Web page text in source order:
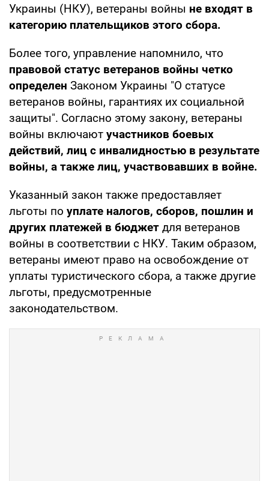
Украины (НКУ), ветераны войны не входят в
категорию плательщиков этого сбора.
Более того, управление напомнило, что
правовой статус ветеранов войны четко
определен Законом Украины "О статусе
ветеранов войны, гарантиях их социальной
защиты". Согласно этому закону, ветераны
войны включают участников боевых
действий, лиц с инвалидностью в результате
войны, а также лиц, участвовавших в войне.
Указанный закон также предоставляет
льготы по уплате налогов, сборов, пошлин и
других платежей в бюджет для ветеранов
войны в соответствии с НКУ. Таким образом,
ветераны имеют право на освобождение от
уплаты туристического сбора, а также другие
льготы, предусмотренные
законодательством.